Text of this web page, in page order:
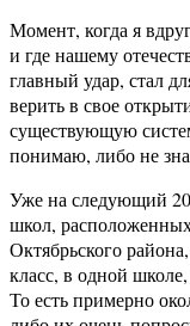
Момент, когда я
и где нашему
главный удар, стал
верить в свое
существующую
понимаю, либо не
Уже на следующий
школ,
Октябрьского
класс, в одной
То есть примерно